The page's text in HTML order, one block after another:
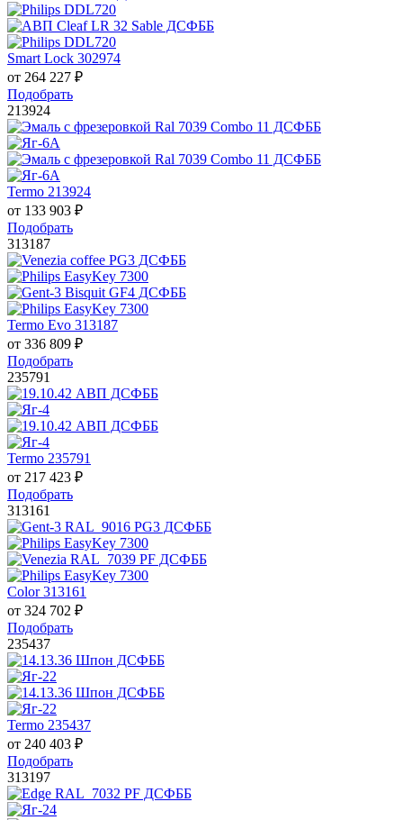
Smart Lock 302974
от 264 227 ₽
Подобрать
213924
Termo 213924
от 133 903 ₽
Подобрать
313187
Termo Evo 313187
от 336 809 ₽
Подобрать
235791
Termo 235791
от 217 423 ₽
Подобрать
313161
Color 313161
от 324 702 ₽
Подобрать
235437
Termo 235437
от 240 403 ₽
Подобрать
313197